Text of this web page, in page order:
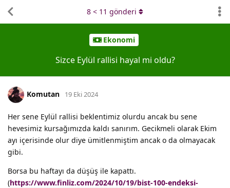
Ekonomi
Sizce Eylül rallisi hayal mi oldu?
8 < 11 gönderi
Komutan 19 Eki 2024
Her sene Eylül rallisi beklentimiz olurdu ancak bu sene
hevesimiz kursağımızda kaldı sanırım. Gecikmeli olarak Ekim
ayı içerisinde olur diye ümitlenmiştim ancak o da olmayacak
gibi.
Borsa bu haftayı da düşüş ile kapattı.
(https://www.finliz.com/2024/10/19/bist-100-endeksi-